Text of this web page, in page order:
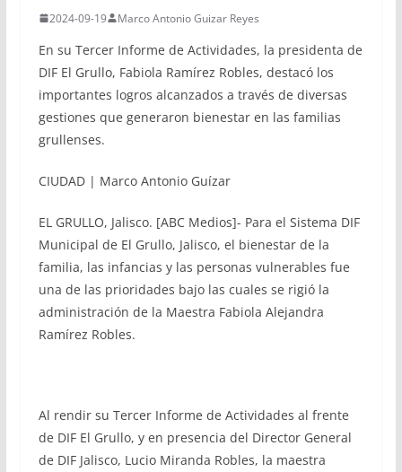
2024-09-19 Marco Antonio Guizar Reyes
En su Tercer Informe de Actividades, la presidenta de
DIF El Grullo, Fabiola Ramírez Robles, destacó los
importantes logros alcanzados a través de diversas
gestiones que generaron bienestar en las familias
grullenses.
CIUDAD | Marco Antonio Guízar
EL GRULLO, Jalisco. [ABC Medios]- Para el Sistema DIF
Municipal de El Grullo, Jalisco, el bienestar de la
familia, las infancias y las personas vulnerables fue
una de las prioridades bajo las cuales se rigió la
administración de la Maestra Fabiola Alejandra
Ramírez Robles.
Al rendir su Tercer Informe de Actividades al frente
de DIF El Grullo, y en presencia del Director General
de DIF Jalisco, Lucio Miranda Robles, la maestra